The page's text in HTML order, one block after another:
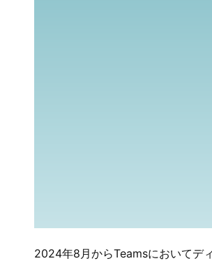
2024年8月からTeamsにおいてデ